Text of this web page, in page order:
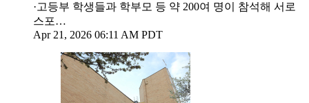
·고등부 학생들과 학부모 등 약 200여 명이 참석해 서로
스포…
Apr 21, 2026 06:11 AM PDT